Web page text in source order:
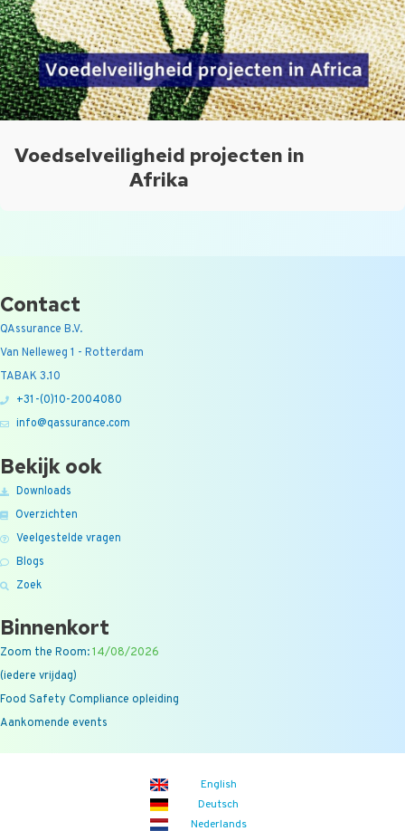
Voedselveiligheid projecten in
Afrika
Contact
QAssurance B.V.
Van Nelleweg 1 - Rotterdam
TABAK 3.10
+31-(0)10-2004080
info@qassurance.com
Bekijk ook
Downloads
Overzichten
Veelgestelde vragen
Blogs
Zoek
Binnenkort
Zoom the Room:14/08/2026
(iedere vrijdag)
Food Safety Compliance opleiding
Aankomende events
English
Deutsch
Nederlands